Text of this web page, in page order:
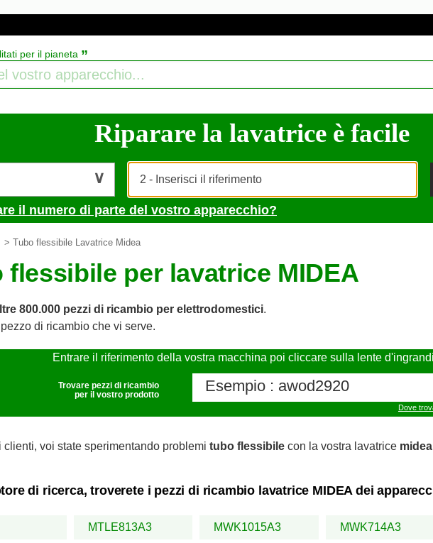
per il pianeta ”
Riparare la lavatrice è facile
il numero di parte del vostro apparecchio?
> Tubo flessibile Lavatrice Midea
flessibile per lavatrice MIDEA
800.000 pezzi di ricambio per elettrodomestici.
di ricambio che vi serve.
Entrare il riferimento della vostra macchina poi cliccare sulla lente
Trovare pezzi di ricambio
per il vostro prodotto
Dove
clienti, voi state sperimentando problemi tubo flessibile con la vostra lavatrice midea
di ricerca, troverete i pezzi di ricambio lavatrice MIDEA dei
MTLE813A3 MWK1015A3 MWK714A3